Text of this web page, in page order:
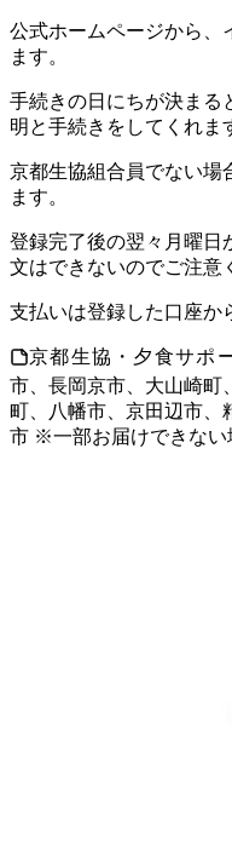
公式ホームページから、
ます。
手続きの日にちが決まる
明と手続きをしてくれま
京都生協組合員でない場
ます。
登録完了後の翌々月曜日
文はできないのでご注意
支払いは登録した口座か
京都生協・夕食サポ
市、長岡京市、大山崎町
町、八幡市、京田辺市、
市 ※一部お届けできない